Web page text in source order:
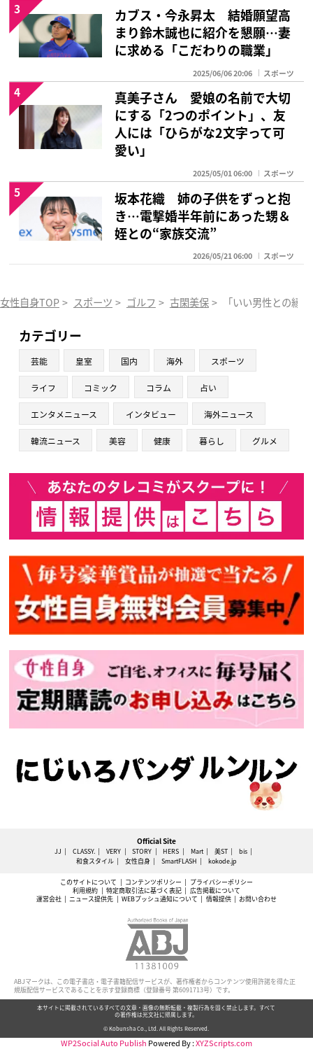
カブス・今永昇太 結婚願望高
まり鈴木誠也に紹介を懇願…妻
に求める「こだわりの職業」
2025/06/06 20:06 スポーツ
3
真美子さん 愛娘の名前で大切
にする「2つのポイント」、友
人には「ひらがな2文字って可
愛い」
2025/05/01 06:00 スポーツ
4
坂本花織 姉の子供をずっと抱
き…電撃婚半年前にあった甥＆
姪との“家族交流”
2026/05/21 06:00 スポーツ
5
女性自身TOP > スポーツ > ゴルフ > 古閑美保 > 「いい男性との縁
カテゴリー
芸能 皇室 国内 海外 スポーツ
ライフ コミック コラム 占い
エンタメニュース インタビュー 海外ニュース
韓流ニュース 美容 健康 暮らし グルメ
Official Site
JJ CLASSY. VERY STORY HERS Mart 美ST
bis
和食スタイル
女性自身 SmartFLASH kokode.jp
このサイトについて コンテンツポリシー
プライバシーポリシー
利用規約
特定商取引法に基づく表記
広告掲載について
運営会社
ニュース提供先 WEBプッシュ通知について 情報提供 お問い合わせ
ABJマークは、この電子書店・電子書籍配信サービスが、著作権者からコンテンツ使用許諾を得た正
規版配信サービスであることを示す登録商標（登録番号 第6091713号）です。
本サイトに掲載されているすべての文章・画像の無断転載・複製行為を固く禁止します。すべて
の著作権は光文社に帰属します。
© Kobunsha Co., Ltd. All Rights Reserved.
WP2Social Auto Publish Powered By :XYZScripts.com